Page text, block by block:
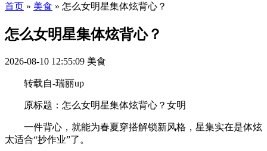
首页 » 美食 » 怎么女明星集体炫背心？
怎么女明星集体炫背心？
2026-08-10 12:55:09 美食
转载自-瑞丽up
原标题：怎么女明星集体炫背心？女明
一件背心，就能为春夏穿搭解锁新风格，星集实在是体炫
太适合“抄作业”了。